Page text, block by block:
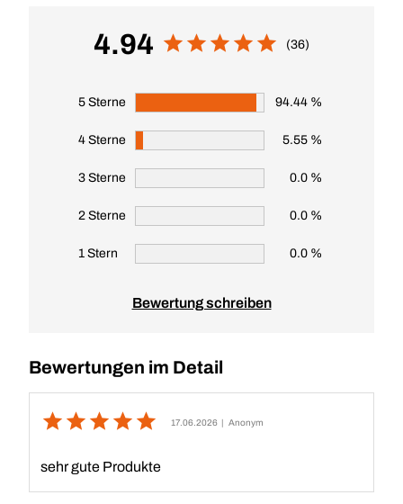
4.94 (36)
5 Sterne 94.44 %
4 Sterne 5.55 %
3 Sterne 0.0 %
2 Sterne 0.0 %
1 Stern 0.0 %
Bewertung schreiben
Bewertungen im Detail
17.06.2026 | Anonym
sehr gute Produkte